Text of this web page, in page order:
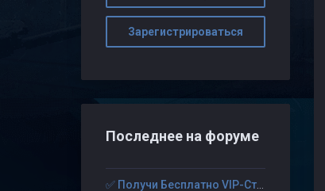
Зарегистрироваться
Последнее на форуме